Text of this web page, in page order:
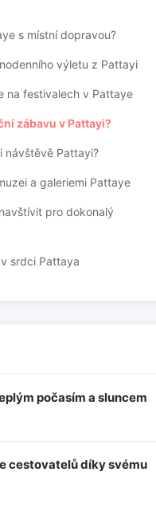
s místní dopravou?
výletu z Pattayi
na festivalech v Pattaye
zábavu v Pattayi?
návštěvě Pattayi?
a galeriemi Pattaye
pro dokonalý
srdci Pattaya
počasím a sluncem
cestovatelů díky svému